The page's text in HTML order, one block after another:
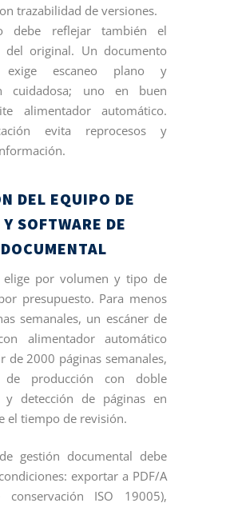
trazabilidad de versiones.
debe reflejar también el
del original. Un documento
exige escaneo plano y
cuidadosa; uno en buen
alimentador automático.
evita reprocesos y
DEL EQUIPO DE
SOFTWARE DE
elige por volumen y tipo de
presupuesto. Para menos
semanales, un escáner de
alimentador automático
de 2000 páginas semanales,
de producción con doble
y detección de páginas en
el tiempo de revisión.
gestión documental debe
exportar a PDF/A
ISO 19005),